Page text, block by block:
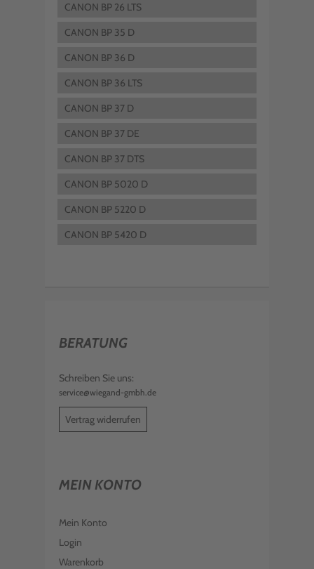
CANON BP 26 LTS
CANON BP 35 D
CANON BP 36 D
CANON BP 36 LTS
CANON BP 37 D
CANON BP 37 DE
CANON BP 37 DTS
CANON BP 5020 D
CANON BP 5220 D
CANON BP 5420 D
BERATUNG
Schreiben Sie uns:
service@wiegand-gmbh.de
Vertrag widerrufen
MEIN KONTO
Mein Konto
Login
Warenkorb